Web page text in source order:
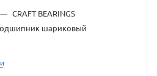
владельца
— CRAFT BEARINGS
шариковый